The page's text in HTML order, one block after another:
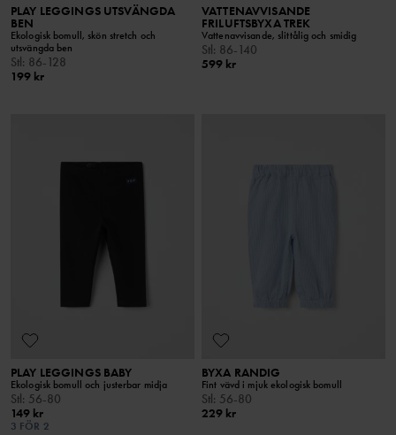
PLAY LEGGINGS UTSVÄNGDA
BEN
Ekologisk bomull, skön stretch och
utsvängda ben
Stl: 86-128
199 kr
VATTENAVVISANDE
FRILUFTSBYXA TREK
Vattenavvisande, slittålig och smidig
Stl: 86-140
599 kr
PLAY LEGGINGS BABY
Ekologisk bomull och justerbar midja
Stl: 56-80
149 kr
3 FÖR 2
BYXA RANDIG
Fint vävd i mjuk ekologisk bomull
Stl: 56-80
229 kr